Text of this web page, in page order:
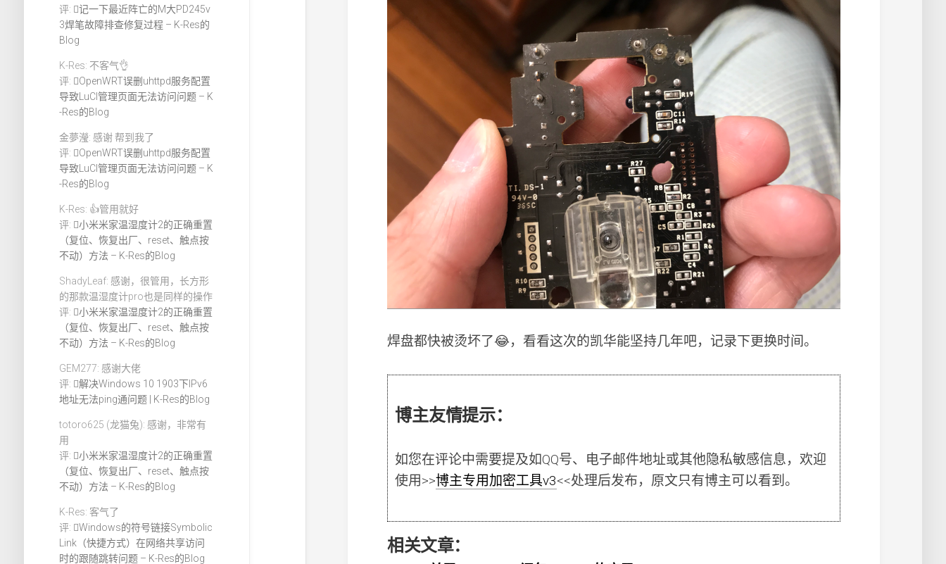
评:
记一下最近阵亡的M大PD245v
3焊笔故障排查修复过程 – K-Res的
Blog
K-Res: 不客气👌
评:
OpenWRT误删uhttpd服务配置
导致LuCI管理页面无法访问问题 – K
-Res的Blog
金夢瀅: 感谢 帮到我了
评:
OpenWRT误删uhttpd服务配置
导致LuCI管理页面无法访问问题 – K
-Res的Blog
K-Res: 👍管用就好
评:
小米米家温湿度计2的正确重置
（复位、恢复出厂、reset、触点按
不动）方法 – K-Res的Blog
ShadyLeaf: 感谢，很管用，长方形
的那款温湿度计pro也是同样的操作
评:
小米米家温湿度计2的正确重置
（复位、恢复出厂、reset、触点按
不动）方法 – K-Res的Blog
GEM277: 感谢大佬
评:
解决Windows 10 1903下IPv6
地址无法ping通问题 | K-Res的Blog
totoro625 (龙猫兔): 感谢，非常有
用
评:
小米米家温湿度计2的正确重置
（复位、恢复出厂、reset、触点按
不动）方法 – K-Res的Blog
K-Res: 客气了
评:
Windows的符号链接Symbolic
Link（快捷方式）在网络共享访问
时的跟随跳转问题 – K-Res的Blog
焊盘都快被烫坏了😂，看看这次的凯华能坚持几年吧，记录下更换时间。
博主友情提示：
如您在评论中需要提及如QQ号、电子邮件地址或其他隐私敏感信息，欢迎
使用>>博主专用加密工具v3<<处理后发布，原文只有博主可以看到。
相关文章：